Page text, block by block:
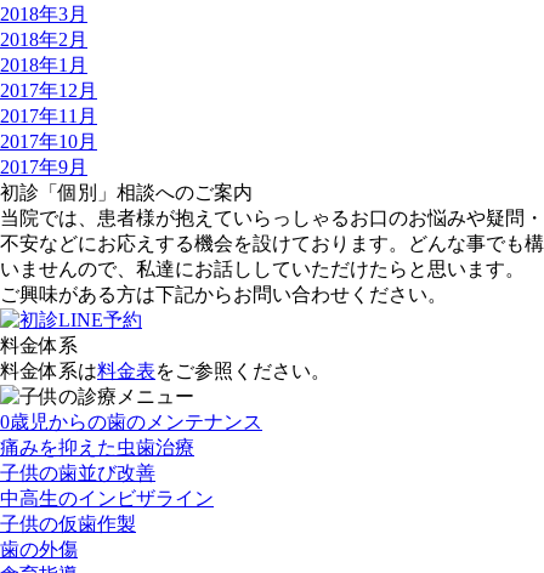
2018年3月
2018年2月
2018年1月
2017年12月
2017年11月
2017年10月
2017年9月
初診「個別」相談へのご案内
当院では、患者様が抱えていらっしゃるお口のお悩みや疑問・
不安などにお応えする機会を設けております。どんな事でも構
いませんので、私達にお話ししていただけたらと思います。
ご興味がある方は下記からお問い合わせください。
料金体系
料金体系は料金表をご参照ください。
0歳児からの歯のメンテナンス
痛みを抑えた虫歯治療
子供の歯並び改善
中高生のインビザライン
子供の仮歯作製
歯の外傷